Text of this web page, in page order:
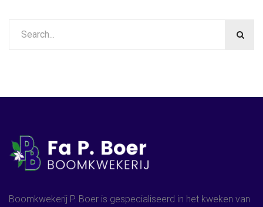
Boomkwekerij P. Boer is gespecialiseerd in het kweken van